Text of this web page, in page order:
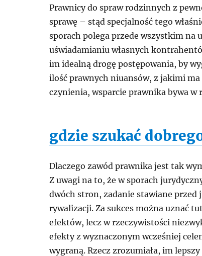
Prawnicy do spraw rodzinnych z
sprawę – stąd specjalność tego
sporach polega przede wszystkim na
uświadamianiu własnych
im idealną drogę postępowania, by
ilość prawnych niuansów, z jakimi
czynienia, wsparcie prawnika bywa w
gdzie szukać
Dlaczego zawód prawnika jest tak
Z uwagi na to, że w sporach
dwóch stron, zadanie stawiane
rywalizacji. Za sukces można uznać
efektów, lecz w rzeczywistości
efekty z wyznaczonym wcześniej
wygraną. Rzecz zrozumiała, im